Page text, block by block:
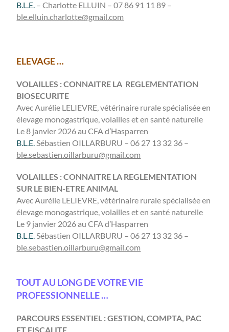
B.L.E. – Charlotte ELLUIN – 07 86 91 11 89 –
ble.elluin.charlotte@gmail.com
ELEVAGE …
VOLAILLES : CONNAITRE LA REGLEMENTATION
BIOSECURITE
Avec Aurélie LELIEVRE, vétérinaire rurale spécialisée en
élevage monogastrique, volailles et en santé naturelle
Le 8 janvier 2026 au CFA d’Hasparren
B.L.E. Sébastien OILLARBURU – 06 27 13 32 36 –
ble.sebastien.oillarburu@gmail.com
VOLAILLES : CONNAITRE LA REGLEMENTATION
SUR LE BIEN-ETRE ANIMAL
Avec Aurélie LELIEVRE, vétérinaire rurale spécialisée en
élevage monogastrique, volailles et en santé naturelle
Le 9 janvier 2026 au CFA d’Hasparren
B.L.E. Sébastien OILLARBURU – 06 27 13 32 36 –
ble.sebastien.oillarburu@gmail.com
TOUT AU LONG DE VOTRE VIE
PROFESSIONNELLE …
PARCOURS ESSENTIEL : GESTION, COMPTA, PAC
ET FISCALITE